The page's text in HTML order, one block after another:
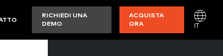
RICHIEDI UNA
DEMO
ACQUISTA
ORA
IT